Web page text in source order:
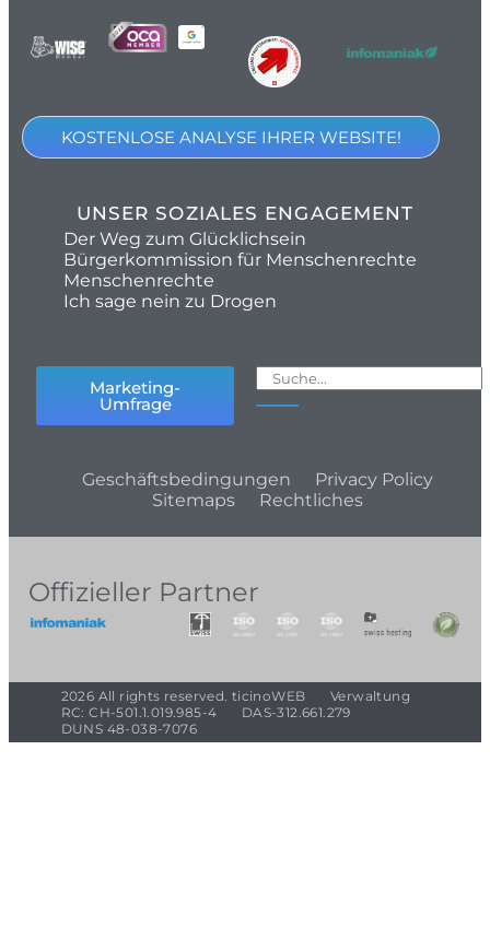
KOSTENLOSE ANALYSE IHRER WEBSITE!
UNSER SOZIALES ENGAGEMENT
Der Weg zum Glücklichsein
Bürgerkommission für Menschenrechte
Menschenrechte
Ich sage nein zu Drogen
Marketing-
Umfrage
Geschäftsbedingungen
Privacy Policy
Sitemaps
Rechtliches
Offizieller Partner
2026 All rights reserved. ticinoWEB
Verwaltung
RC: CH-501.1.019.985-4
DAS-312.661.279
DUNS 48-038-7076